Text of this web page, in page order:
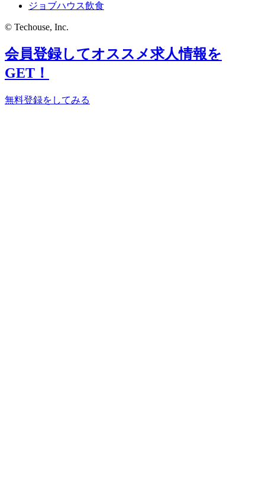
ジョブハウス飲食
© Techouse, Inc.
会員登録してオススメ求人情報を
GET！
無料登録をしてみる